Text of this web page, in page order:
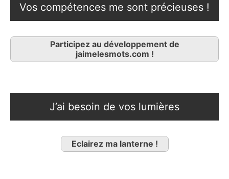
Vos compétences me sont précieuses !
Participez au développement de
jaimelesmots.com !
J’ai besoin de vos lumières
Eclairez ma lanterne !